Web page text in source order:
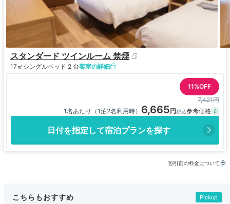
スタンダード ツインルーム 禁煙
17㎡ シングルベッド 2 台客室の詳細
11%OFF
7,421円
1名あたり（1泊2名利用時） 6,665
日付を指定して宿泊プランを探す
割引前の料金について
こちらもおすすめ Pickup